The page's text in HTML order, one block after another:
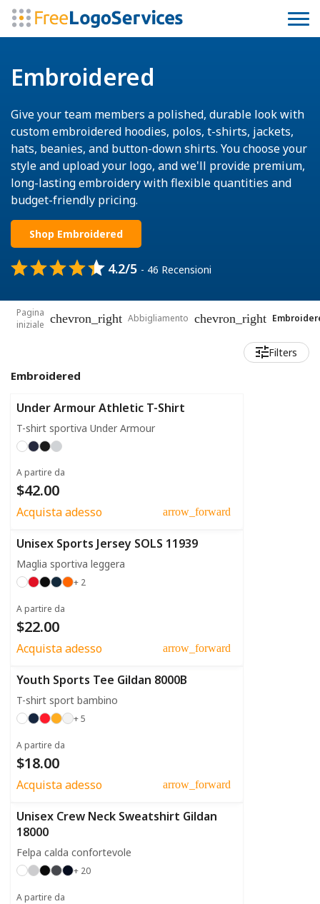
Embroidered
Give your team members a polished, durable look with
custom embroidered hoodies, polos, t-shirts, jackets,
hats, beanies, and button-down shirts. You choose your
style and upload your logo, and we'll provide premium,
long-lasting embroidery with flexible quantities and
budget-friendly pricing.
Shop Embroidered
4.2/5 - 46 Recensioni
Pagina
iniziale chevron_right Abbigliamento chevron_right
Filters
Embroidered
Under Armour Athletic T-Shirt
T-shirt sportiva Under Armour
A partire da
$42.00
Acquista adesso arrow_forward
Unisex Sports Jersey SOLS 11939
Maglia sportiva leggera
+ 2
A partire da
$22.00
Acquista adesso arrow_forward
Youth Sports Tee Gildan 8000B
T-shirt sport bambino
+ 5
A partire da
$18.00
Acquista adesso arrow_forward
Unisex Crew Neck Sweatshirt Gildan
18000
Felpa calda confortevole
+ 20
A partire da